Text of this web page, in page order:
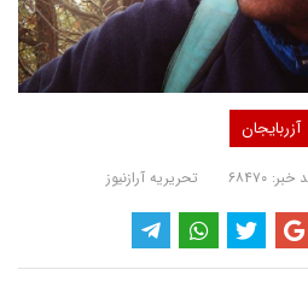
آزربایجان
۶۸۴۷۰ تحریریه آرازنیوز